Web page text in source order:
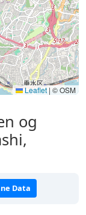
Leaflet | © OSM
og
Data